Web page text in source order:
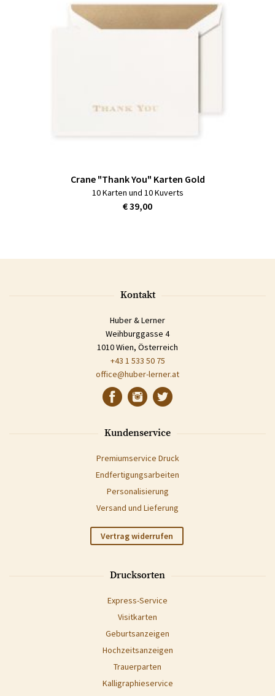
Crane "Thank You" Karten Gold
10 Karten und 10 Kuverts
€ 39,00
Kontakt
Huber & Lerner
Weihburggasse 4
1010 Wien, Österreich
+43 1 533 50 75
office@huber-lerner.at
Kundenservice
Premiumservice Druck
Endfertigungsarbeiten
Personalisierung
Versand und Lieferung
Vertrag widerrufen
Drucksorten
Express-Service
Visitkarten
Geburtsanzeigen
Hochzeitsanzeigen
Trauerparten
Kalligraphieservice